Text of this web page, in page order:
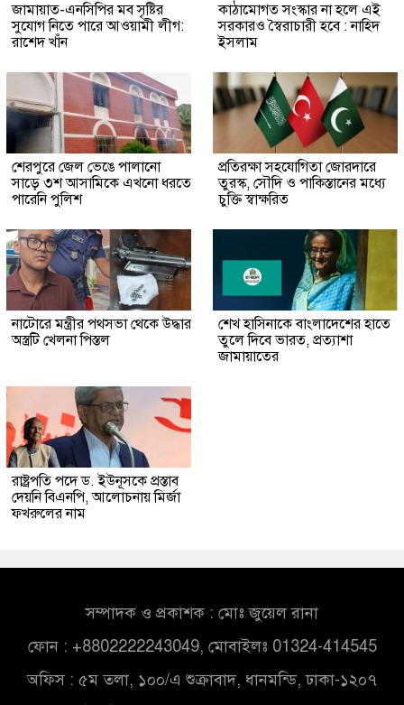
জামায়াত-এনসিপির মব সৃষ্টির
সুযোগ নিতে পারে আওয়ামী লীগ:
রাশেদ খাঁন
কাঠামোগত সংস্কার না হলে এই
সরকারও স্বৈরাচারী হবে : নাহিদ
ইসলাম
শেরপুরে জেল ভেঙে পালানো
সাড়ে ৩শ আসামিকে এখনো ধরতে
পারেনি পুলিশ
প্রতিরক্ষা সহযোগিতা জোরদারে
তুরস্ক, সৌদি ও পাকিস্তানের মধ্যে
চুক্তি স্বাক্ষরিত
নাটোরে মন্ত্রীর পথসভা থেকে উদ্ধার
অস্ত্রটি খেলনা পিস্তল
শেখ হাসিনাকে বাংলাদেশের হাতে
তুলে দিবে ভারত, প্রত্যাশা
জামায়াতের
রাষ্ট্রপতি পদে ড. ইউনূসকে প্রস্তাব
দেয়নি বিএনপি, আলোচনায় মির্জা
ফখরুলের নাম
সম্পাদক ও প্রকাশক : মোঃ জুয়েল রানা
ফোন : +8802222243049, মোবাইলঃ 01324-414545
অফিস : ৫ম তলা, ১০০/এ শুক্রাবাদ, ধানমন্ডি, ঢাকা-১২০৭